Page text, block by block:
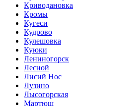
Криводановка
Кромы
Кугеси
Кудрово
Кулешовка
Куюки
Лениногорск
Лесной
Лисий Нос
Лузино
Лысогорская
Мартюш